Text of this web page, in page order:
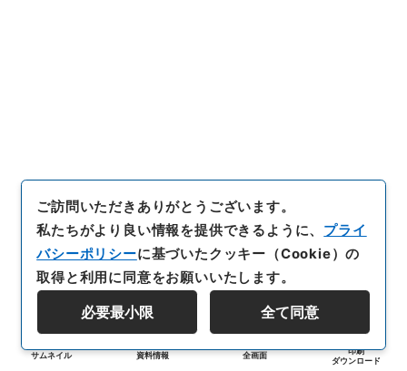
サムネイル 資料情報 全画面
印刷
ダウンロード
ご訪問いただきありがとうございます。
私たちがより良い情報を提供できるように、 プライ
バシーポリシーに基づいたクッキー（Cookie）の
取得と利用に同意をお願いいたします。
必要最小限 全て同意